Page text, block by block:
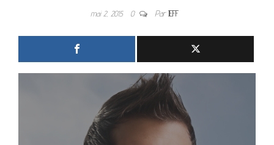
mai 2, 2015 0 ParJEFF